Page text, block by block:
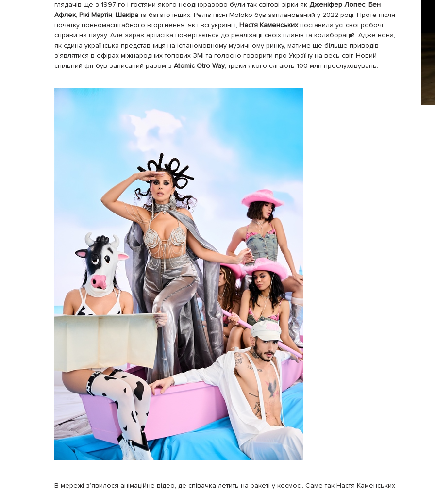
глядачів ще з 1997-го і гостями якого неодноразово були так світові зірки як Дженіфер Лопес, Бен
Афлек, Рікі Мартін, Шакіра та багато інших. Реліз пісні Moloko був запланований у 2022 році. Проте після
початку повномасштабного вторгнення, як і всі українці, Настя Каменськихпоставила усі свої робочі
справи на паузу. Але зараз артистка повертається до реалізації своїх планів та колаборацій. Адже вона,
як єдина українська представниця на іспаномовному музичному ринку, матиме ще більше приводів
з’являтися в ефірах міжнародних топових ЗМІ та голосно говорити про Україну на весь світ. Новий
спільний фіт був записаний разом з Atomic Otro Way, треки якого сягають 100 млн прослуховувань.
В мережі з’явилося анімаційне відео, де співачка летить на ракеті у космосі. Саме так Настя Каменських